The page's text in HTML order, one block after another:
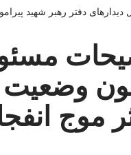
دیدارهای دفتر رهبر شهید
وضعیت
موج